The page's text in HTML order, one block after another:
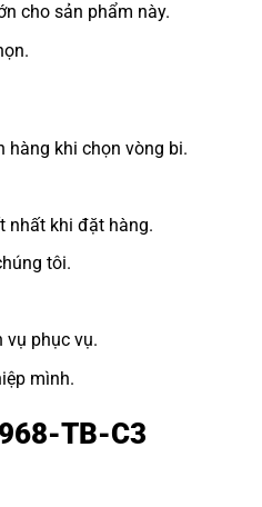
cho sản phẩm này.
hàng khi chọn vòng bi.
nhất khi đặt hàng.
tôi.
vụ phục vụ.
mình.
TB-C3